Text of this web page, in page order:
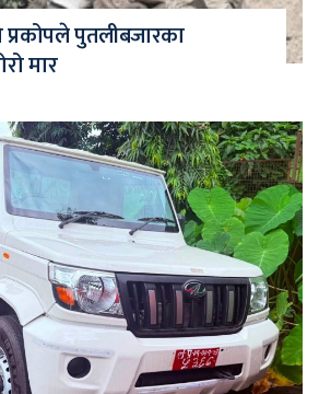
प्रकोपले पुतलीबजारका
मार